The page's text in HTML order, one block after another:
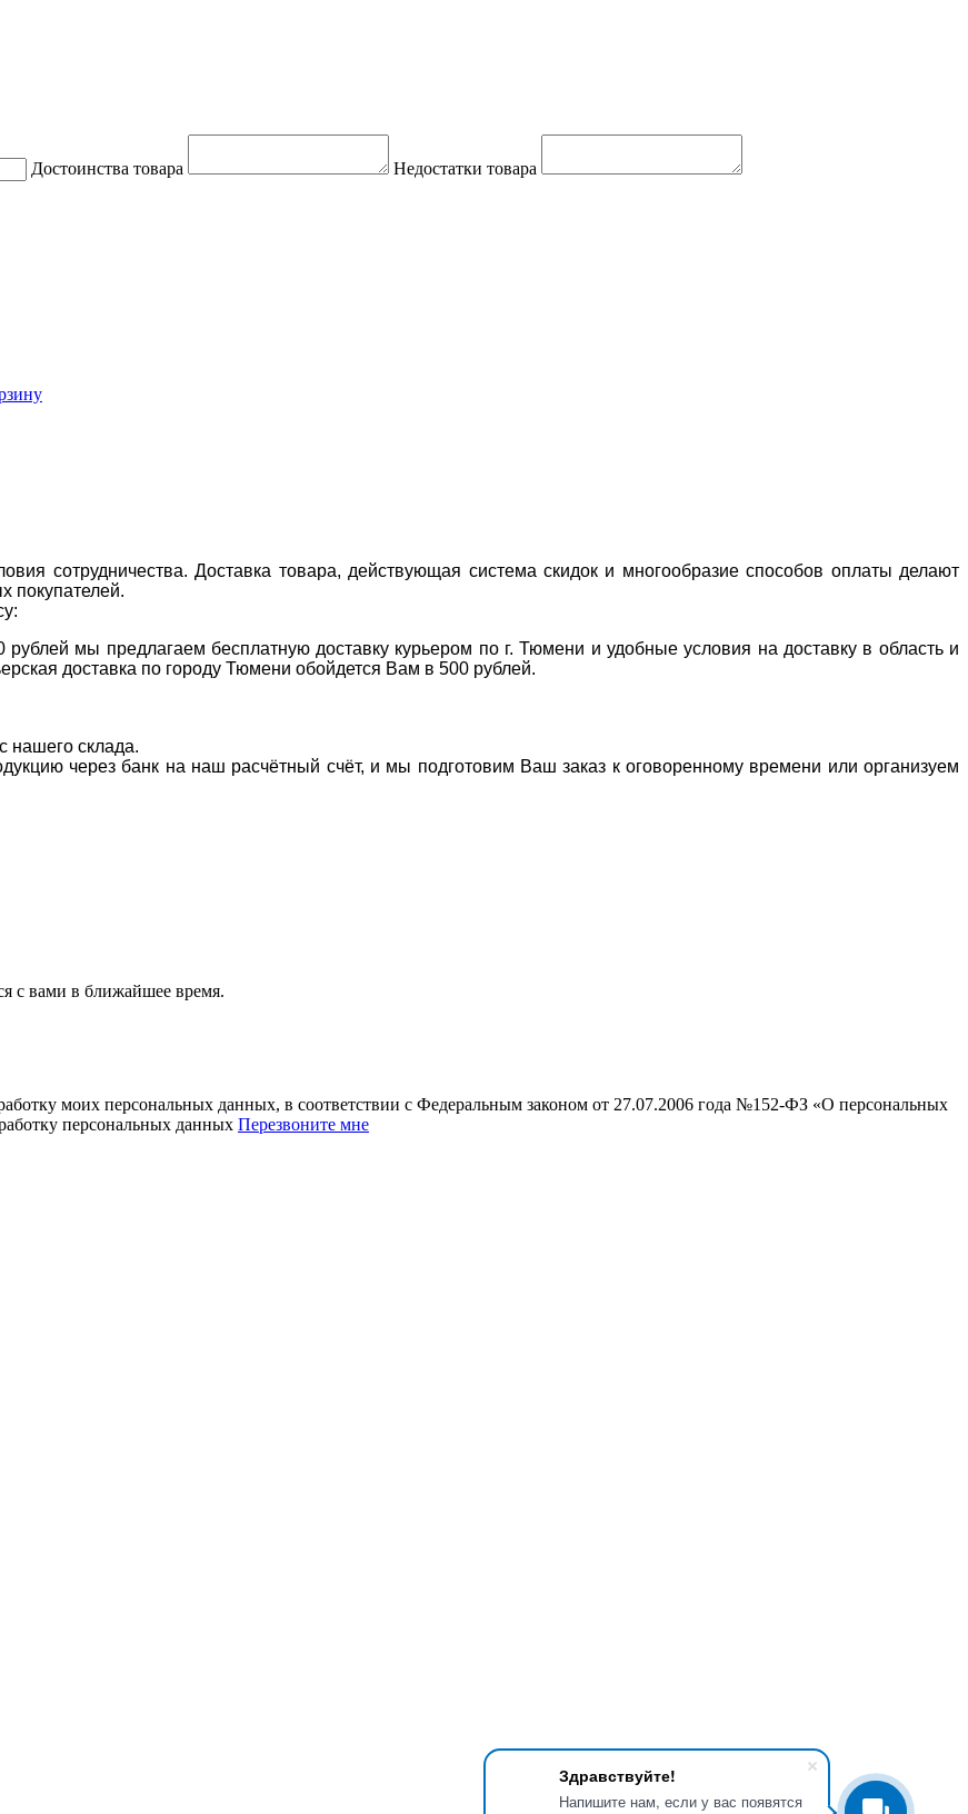
Здравствуйте!
Напишите нам, если у вас появятся
Достоинства товара
Недостатки товара
сотрудничества. Доставка товара, действующая система скидок и многообразие способов оплаты делают
покупателей.
мы предлагаем бесплатную доставку курьером по г. Тюмени и удобные условия на доставку в область и
доставка по городу Тюмени обойдется Вам в 500 рублей.
нашего склада.
через банк на наш расчётный счёт, и мы подготовим Ваш заказ к оговоренному времени или организуем
с вами в ближайшее время.
моих персональных данных, в соответствии с Федеральным законом от 27.07.2006 года №152-ФЗ «О персональных
персональных данных Перезвоните мне